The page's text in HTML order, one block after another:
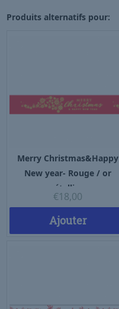
Produits alternatifs pour:
Merry Christmas&Happy
New year- Rouge / or
métallique
€18,00
Ajouter